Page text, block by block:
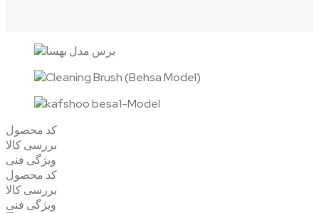
کد محصول
بررسی کالا
ویژگی فنی
کد محصول
بررسی کالا
ویژگی فنی